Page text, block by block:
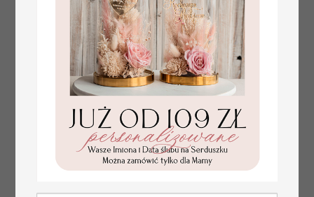
numerki na stół weselny
z tłoczonymi kwiatami,
eleganckie numerki na
stoły weselne, tłoczone
numerki na stół weselny,
dekoracja stołów
weselnych tłoczone
Promocja:
10 PLN/13.00 PLN